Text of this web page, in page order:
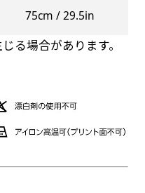
75cm / 29.5in
る場合があります。
サイズでお好みの
の上部にチチを5
うな幕をつくりま
る際に推奨されてい
り旗が炎に触れても
るというより溶け
的な方法は、旗の
して延焼を抑えま